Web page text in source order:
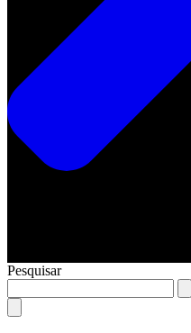
Pesquisar